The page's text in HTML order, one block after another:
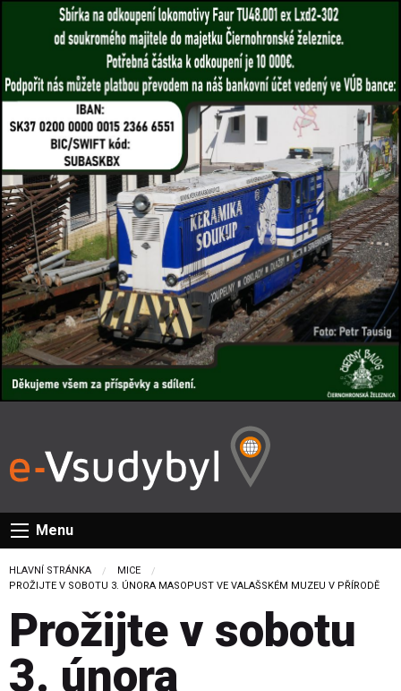
Menu
HLAVNÍ STRÁNKA
MICE
CURRENT:
PROŽIJTE V SOBOTU 3. ÚNORA MASOPUST VE VALAŠSKÉM MUZEU V PŘÍRODĚ
Prožijte v sobotu
3. února